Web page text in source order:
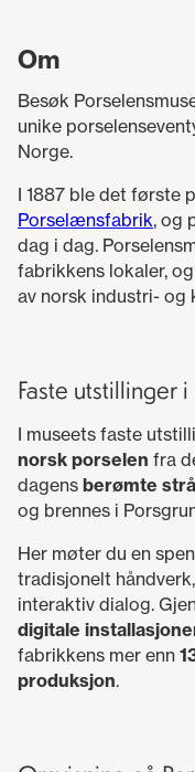
Om
Besøk
unike
Norge.
I 1887 ble det første
Porselænsfabrik, og
dag i dag.
fabrikkens lokaler,
av norsk industri- og
Faste utstillinger
I museets faste
norsk porselen fra
dagens berømte
og brennes i
Her møter du en
tradisjonelt
interaktiv dialog.
digitale
fabrikkens mer enn
produksjon.